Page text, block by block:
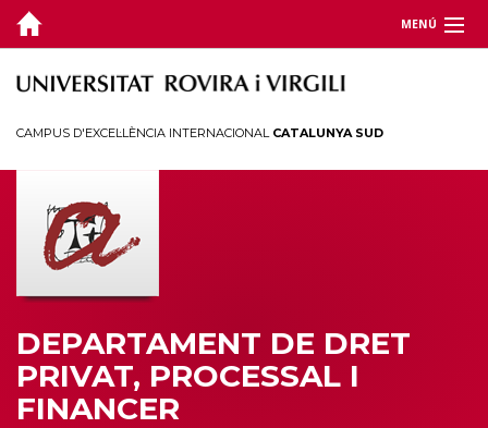
MENÚ
DEPARTAMENT
RECERCA
JORNADES I CONGRESSOS
TERRITORI
CAMPUS D'EXCEL·LÈNCIA INTERNACIONAL CATALUNYA SUD
DEPARTAMENT DE DRET
PRIVAT, PROCESSAL I
FINANCER